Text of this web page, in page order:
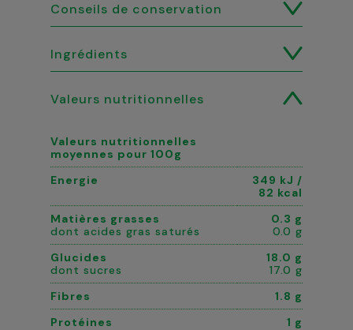
Conseils de conservation
Ingrédients
Valeurs nutritionnelles
Valeurs nutritionnelles
moyennes pour 100g
Energie
349 kJ /
82 kcal
Matières grasses
dont acides gras saturés
0.3 g
0.0 g
Glucides
dont sucres
18.0 g
17.0 g
Fibres
1.8 g
Protéines
1 g